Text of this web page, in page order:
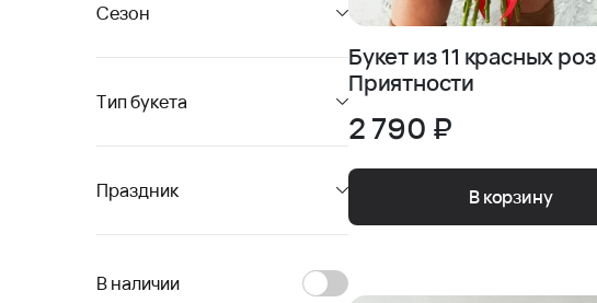
Сезон
Тип букета
Праздник
В наличии
Букет из 11 красных роз
Приятности
2 790 ₽
В корзину